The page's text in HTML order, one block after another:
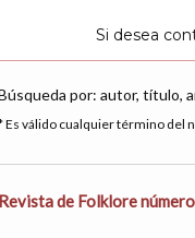
Si desea
por: autor, título,
Es válido cualquier término del
Revista de Folklore número